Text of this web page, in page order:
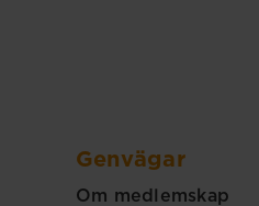
Genvägar
Om medlemskap